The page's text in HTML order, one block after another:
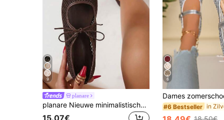
9
planare
planare Nieuwe minimalistische modieuze casual lichtgewicht instapschoenen met bandjes en vetersluiting, vierkante neus, ademend mesh, platte bruine schoenen, geschikt voor dagelijks woon-werkverkeer, kantoor en andere gelegenheden, schattige schoenen, balletschoenen, comfortabele damesschoenen, appartement, damesappartement, bruine platte schoenen, Mary Jane schoenen, muiltjes
6
#6 Bestseller